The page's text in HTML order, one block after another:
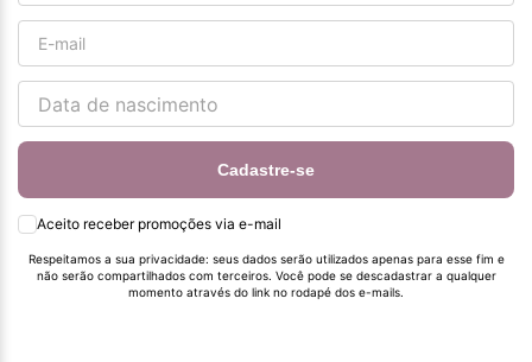
Cadastre-se
Aceito receber promoções via e-mail
Respeitamos a sua privacidade: seus dados serão utilizados apenas para esse fim e
não serão compartilhados com terceiros. Você pode se descadastrar a qualquer
momento através do link no rodapé dos e-mails.